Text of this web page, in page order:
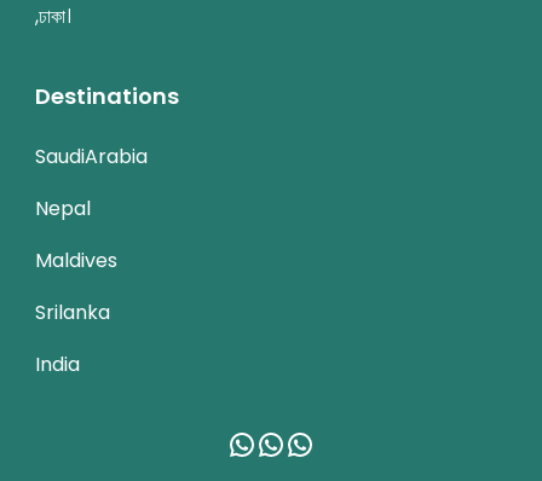
,ঢাকা।
Destinations
SaudiArabia
Nepal
Maldives
Srilanka
India
WhatsApp
WhatsApp
WhatsApp